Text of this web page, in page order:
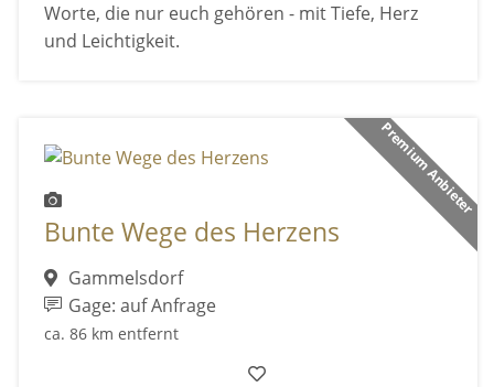
Worte, die nur euch gehören - mit Tiefe, Herz
und Leichtigkeit.
Premium Anbieter
Bunte Wege des Herzens
Gammelsdorf
Gage: auf Anfrage
ca. 86 km entfernt